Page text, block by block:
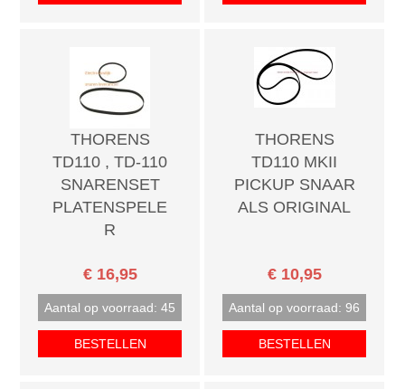
THORENS
TD110 , TD-110
SNARENSET
PLATENSPELE
R
€ 16,95
Aantal op voorraad: 45
BESTELLEN
THORENS
TD110 MKII
PICKUP SNAAR
ALS ORIGINAL
€ 10,95
Aantal op voorraad: 96
BESTELLEN